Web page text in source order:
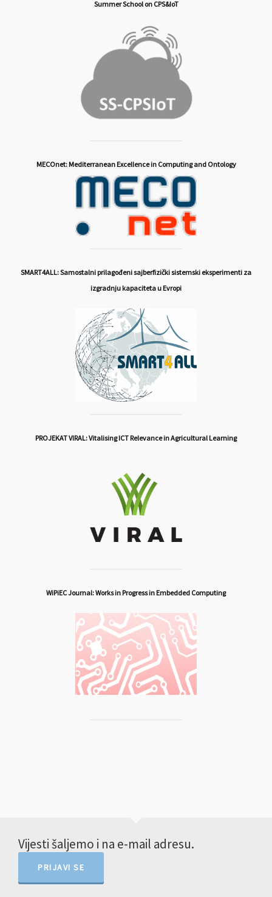
Summer School on CPS&IoT
MECOnet: Mediterranean Excellence in Computing and Ontology
SMART4ALL: Samostalni prilagođeni sajberfizički sistemski eksperimenti za
izgradnju kapaciteta u Evropi
PROJEKAT VIRAL: Vitalising ICT Relevance in Agricultural Learning
WiPiEC Journal: Works in Progress in Embedded Computing
Vijesti šaljemo i na e-mail adresu.
PRIJAVI SE